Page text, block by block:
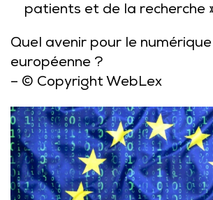
patients et de la recherche
Quel avenir pour le numérique
européenne ?
– © Copyright WebLex